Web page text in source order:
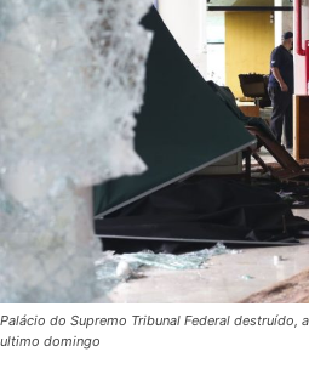
Palácio do Supremo Tribunal Federal
ultimo domingo